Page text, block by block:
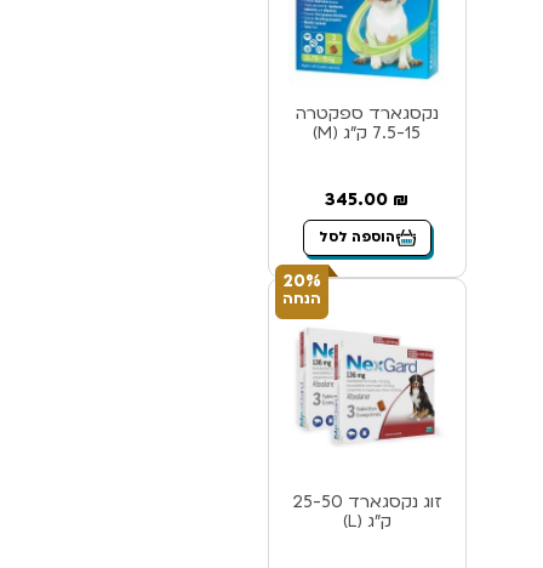
נקסגארד ספקטרה
7.5-15 ק”ג (M)
345.00 ₪
הוספה לסל
20%
הנחה
זוג נקסגארד 25-50
ק”ג (L)